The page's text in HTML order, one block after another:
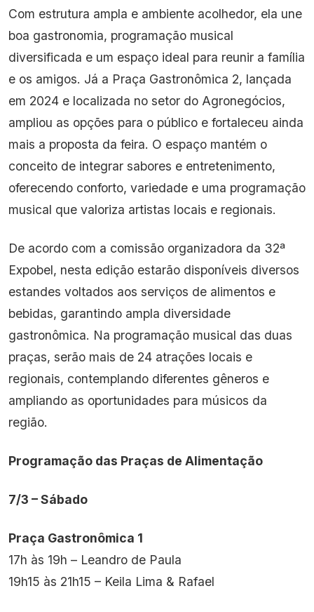
Com estrutura ampla e ambiente acolhedor, ela une
boa gastronomia, programação musical
diversificada e um espaço ideal para reunir a família
e os amigos. Já a Praça Gastronômica 2, lançada
em 2024 e localizada no setor do Agronegócios,
ampliou as opções para o público e fortaleceu ainda
mais a proposta da feira. O espaço mantém o
conceito de integrar sabores e entretenimento,
oferecendo conforto, variedade e uma programação
musical que valoriza artistas locais e regionais.
De acordo com a comissão organizadora da 32ª
Expobel, nesta edição estarão disponíveis diversos
estandes voltados aos serviços de alimentos e
bebidas, garantindo ampla diversidade
gastronômica. Na programação musical das duas
praças, serão mais de 24 atrações locais e
regionais, contemplando diferentes gêneros e
ampliando as oportunidades para músicos da
região.
Programação das Praças de Alimentação
7/3 – Sábado
Praça Gastronômica 1
17h às 19h – Leandro de Paula
19h15 às 21h15 – Keila Lima & Rafael